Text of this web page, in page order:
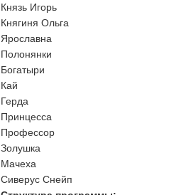
Князь Игорь
Княгиня Ольга
Ярославна
Полонянки
Богатыри
Кай
Герда
Принцесса
Профессор
Золушка
Мачеха
Сиверус Снейп